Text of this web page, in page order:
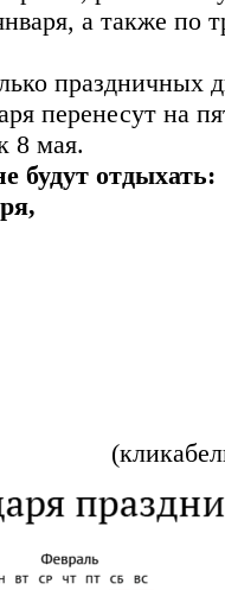
а также по
праздничных
перенесут на
8 мая.
будут отдыхать: